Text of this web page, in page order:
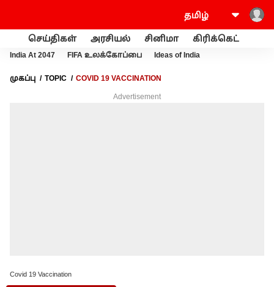
செய்திகள் அரசியல் சினிமா கிரிக்கெட்
India At 2047 FIFA உலக்கோப்பை Ideas of India
முகப்பு TOPIC COVID 19 VACCINATION
Advertisement
Covid 19 Vaccination